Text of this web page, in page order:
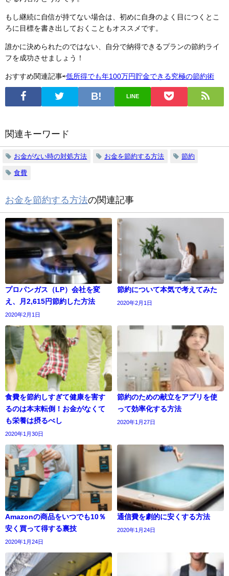
もし継続に自信が持てない場合は、初めに自身のよく目につくとこ
ろに目標を書き出しておくこともオススメです。
誰かに決められたのではない、自分で納得できるプランの節約ライ
フを成功させましょう！
おすすめ関連記事⇨低所得でも年100万円貯金できる究極の節約術
LINE
関連キーワード
お金がない時の対処方法 お金を節約する方法 節約
食費
お金を節約する方法の関連記事
プロパンガス（LP）会社を変
え、月2,615円節約した方法
2020年2月1日
節約について本気で考えてみた
2020年2月1日
食費を節約しすぎて健康を害す
るのは本末転倒！お金がなくて
も栄養は摂るべし
2020年1月30日
節約のための献立をアプリを使
って効率化する方法
2020年1月27日
Amazonの商品をいつでも10％
安く買って得する裏技
2020年1月24日
通信費を劇的に安くする方法
2020年1月24日